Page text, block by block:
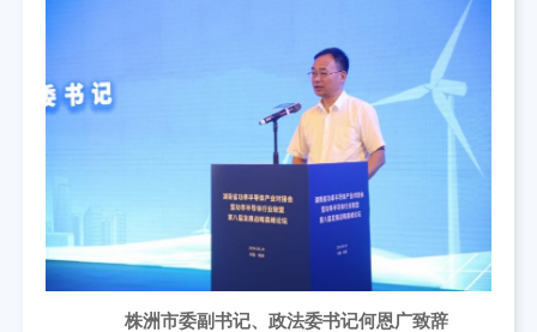
株洲市委副书记、政法委书记何恩广致辞